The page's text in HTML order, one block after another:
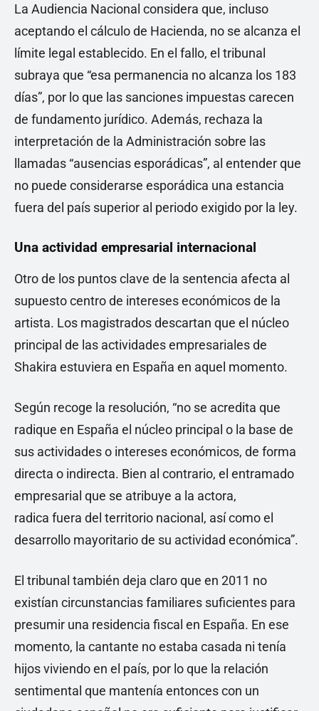
La Audiencia Nacional considera que, incluso
aceptando el cálculo de Hacienda, no se alcanza el
límite legal establecido. En el fallo, el tribunal
subraya que “esa permanencia no alcanza los 183
días”, por lo que las sanciones impuestas carecen
de fundamento jurídico. Además, rechaza la
interpretación de la Administración sobre las
llamadas “ausencias esporádicas”, al entender que
no puede considerarse esporádica una estancia
fuera del país superior al periodo exigido por la ley.
Una actividad empresarial internacional
Otro de los puntos clave de la sentencia afecta al
supuesto centro de intereses económicos de la
artista. Los magistrados descartan que el núcleo
principal de las actividades empresariales de
Shakira estuviera en España en aquel momento.
Según recoge la resolución, “no se acredita que
radique en España el núcleo principal o la base de
sus actividades o intereses económicos, de forma
directa o indirecta. Bien al contrario, el entramado
empresarial que se atribuye a la actora,
radica fuera del territorio nacional, así como el
desarrollo mayoritario de su actividad económica”.
El tribunal también deja claro que en 2011 no
existían circunstancias familiares suficientes para
presumir una residencia fiscal en España. En ese
momento, la cantante no estaba casada ni tenía
hijos viviendo en el país, por lo que la relación
sentimental que mantenía entonces con un